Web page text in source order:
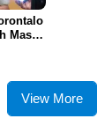
Masuk
View More